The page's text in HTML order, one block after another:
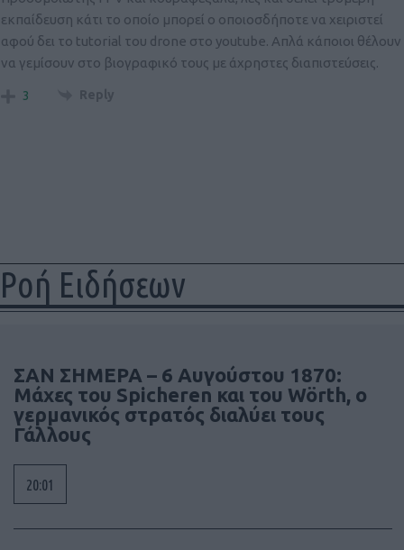
Ροή Ειδήσεων
ΣΑΝ ΣΗΜΕΡΑ – 6 Αυγούστου 1870:
Μάχες του Spicheren και του Wörth, ο
γερμανικός στρατός διαλύει τους
Γάλλους
20:01
εκπαίδευση κάτι το οποίο μπορεί ο οποιοσδήποτε να χειριστεί
αφού δει το tutorial του drone στο youtube. Απλά κάποιοι θέλουν
να γεμίσουν στο βιογραφικό τους με άχρηστες διαπιστεύσεις.
3 Reply